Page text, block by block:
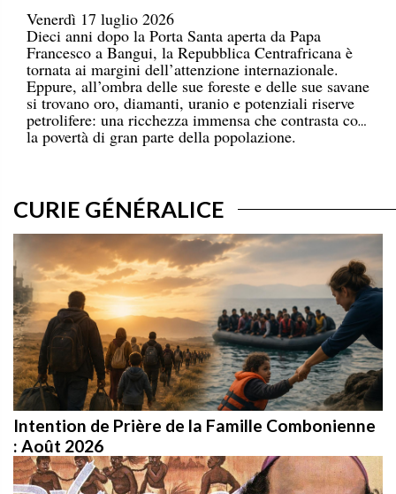
Venerdì 17 luglio 2026
Dieci anni dopo la Porta Santa aperta da Papa
Francesco a Bangui, la Repubblica Centrafricana è
tornata ai margini dell’attenzione internazionale.
Eppure, all’ombra delle sue foreste e delle sue savane
si trovano oro, diamanti, uranio e potenziali riserve
petrolifere: una ricchezza immensa che contrasta con
la povertà di gran parte della popolazione.
CURIE GÉNÉRALICE
Intention de Prière de la Famille Combonienne
: Août 2026